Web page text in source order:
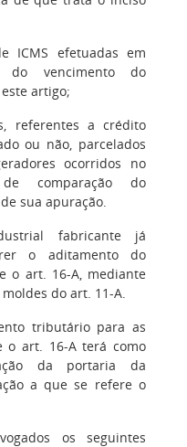
ICMS efetuadas em
do vencimento do
artigo;
referentes a crédito
ou não, parcelados
ocorridos no
comparação do
sua apuração.
fabricante já
o aditamento do
o art. 16-A, mediante
do art. 11-A.
tributário para as
o art. 16-A terá como
da portaria da
a que se refere o
os seguintes